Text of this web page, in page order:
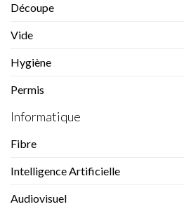
Découpe
Vide
Hygiène
Permis
Informatique
Fibre
Intelligence Artificielle
Audiovisuel